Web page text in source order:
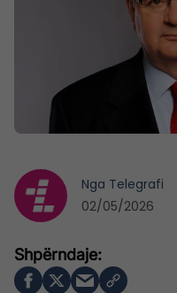
Nga Telegrafi
02/05/2026